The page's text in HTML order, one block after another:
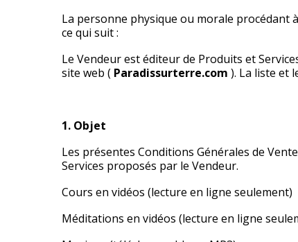
La personne physique ou morale procédant
ce qui suit :
Le Vendeur est éditeur de Produits et
site web ( Paradissurterre.com ). La liste et
1. Objet
Les présentes Conditions Générales de
Services proposés par le Vendeur.
Cours en vidéos (lecture en ligne seulement)
Méditations en vidéos (lecture en ligne